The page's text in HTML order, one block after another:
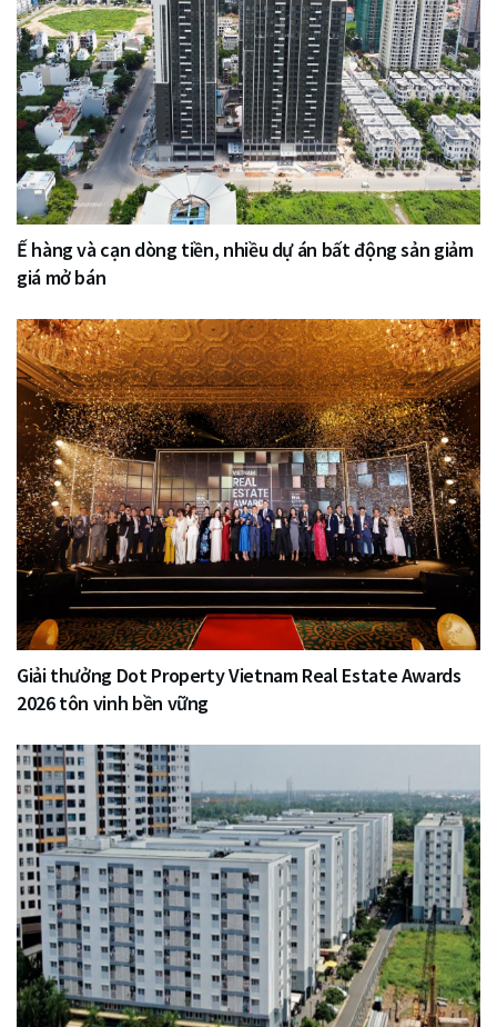
Ế hàng và cạn dòng tiền, nhiều dự án bất động sản giảm
giá mở bán
Giải thưởng Dot Property Vietnam Real Estate Awards
2026 tôn vinh bền vững